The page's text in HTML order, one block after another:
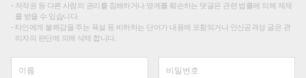
저작권 등 다른 사람의 권리를 침해하거나 명예를 훼손하는 댓글은 관련 법률에 의해 제재
를 받을 수 있습니다.
타인에게 불쾌감을 주는 욕설 등 비하하는 단어가 내용에 포함되거나 인신공격성 글은 관
리자의 판단에 의해 삭제 합니다.